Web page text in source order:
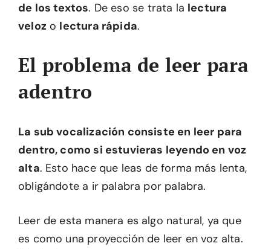
de los textos. De eso se trata la lectura
veloz o lectura rápida.
El problema de leer para
adentro
La sub vocalización consiste en leer para
dentro, como si estuvieras leyendo en voz
alta. Esto hace que leas de forma más lenta,
obligándote a ir palabra por palabra.
Leer de esta manera es algo natural, ya que
es como una proyección de leer en voz alta.